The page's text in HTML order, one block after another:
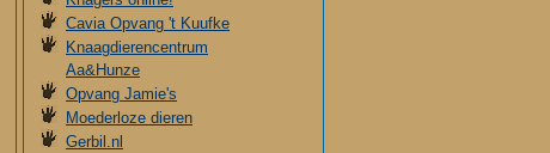
Cavia Opvang 't Kuufke
Knaagdierencentrum
Aa&Hunze
Opvang Jamie's
Moederloze dieren
Gerbil.nl